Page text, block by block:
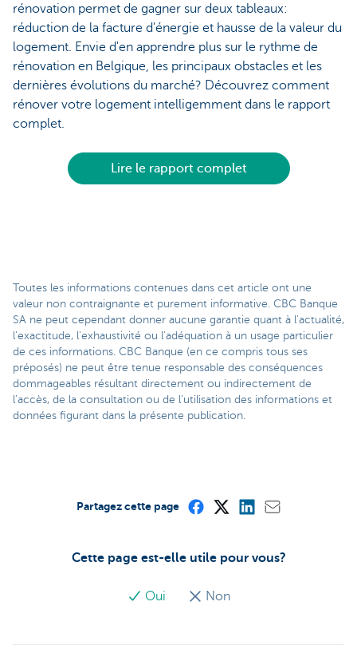
rénovation permet de gagner sur deux tableaux:
réduction de la facture d'énergie et hausse de la valeur du
logement. Envie d'en apprendre plus sur le rythme de
rénovation en Belgique, les principaux obstacles et les
dernières évolutions du marché? Découvrez comment
rénover votre logement intelligemment dans le rapport
complet.
Lire le rapport complet
Toutes les informations contenues dans cet article ont une
valeur non contraignante et purement informative. CBC Banque
SA ne peut cependant donner aucune garantie quant à l'actualité,
l'exactitude, l'exhaustivité ou l'adéquation à un usage particulier
de ces informations. CBC Banque (en ce compris tous ses
préposés) ne peut être tenue responsable des conséquences
dommageables résultant directement ou indirectement de
l’accès, de la consultation ou de l’utilisation des informations et
données figurant dans la présente publication.
Cette page est-elle utile pour vous?
Oui Non
Partagez cette page